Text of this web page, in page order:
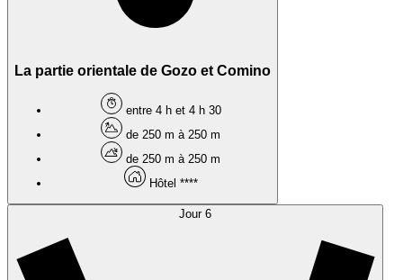
La partie orientale de Gozo et Comino
entre 4 h et 4 h 30
de 250 m à 250 m
de 250 m à 250 m
Hôtel ****
Jour 6